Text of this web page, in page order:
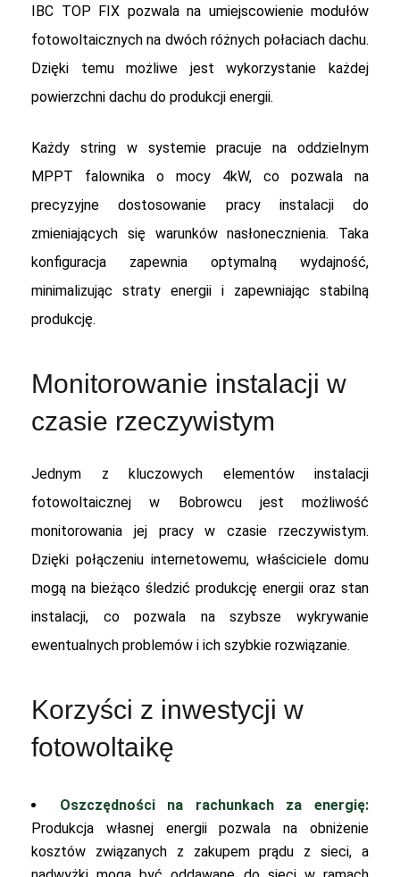
IBC TOP FIX pozwala na umiejscowienie modułów
fotowoltaicznych na dwóch różnych połaciach dachu.
Dzięki temu możliwe jest wykorzystanie każdej
powierzchni dachu do produkcji energii.
Każdy string w systemie pracuje na oddzielnym
MPPT falownika o mocy 4kW, co pozwala na
precyzyjne dostosowanie pracy instalacji do
zmieniających się warunków nasłonecznienia. Taka
konfiguracja zapewnia optymalną wydajność,
minimalizując straty energii i zapewniając stabilną
produkcję.
Monitorowanie instalacji w
czasie rzeczywistym
Jednym z kluczowych elementów instalacji
fotowoltaicznej w Bobrowcu jest możliwość
monitorowania jej pracy w czasie rzeczywistym.
Dzięki połączeniu internetowemu, właściciele domu
mogą na bieżąco śledzić produkcję energii oraz stan
instalacji, co pozwala na szybsze wykrywanie
ewentualnych problemów i ich szybkie rozwiązanie.
Korzyści z inwestycji w
fotowoltaikę
Oszczędności na rachunkach za energię:
Produkcja własnej energii pozwala na obniżenie
kosztów związanych z zakupem prądu z sieci, a